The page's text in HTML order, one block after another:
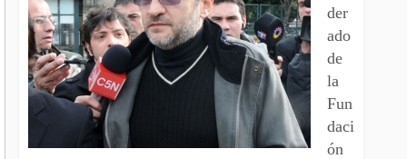
der
ado
de
la
Fun
daci
ón